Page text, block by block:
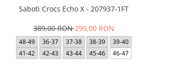
Saboti Crocs Echo X - 207937-1FT
389,00 RON299,00 RON
48-49 36-37 37-38 38-39
39-40
41-42
42-43 43-44 45-46 46-47